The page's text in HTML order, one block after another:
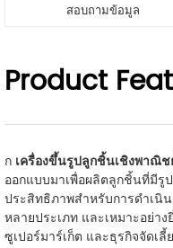
สอบถามข้อมูล
Product
ก เครื่องขึ้นรูปลูกชิ้นเชิงพาณิ
ออกแบบมาเพื่อผลิตลูกชิ้นที่มีรู
ประสิทธิภาพสำหรับการดำเ
หลายประเภท และเหมาะอย่า
ซูเปอร์มาร์เก็ต และธุรกิจจัดเลี้